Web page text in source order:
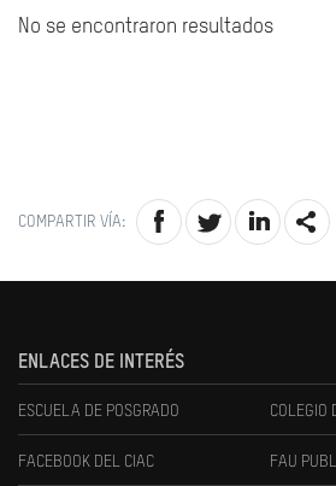
No se encontraron resultados
COMPARTIR VÍA:
ENLACES DE INTERÉS
ESCUELA DE POSGRADO COLEGIO
FACEBOOK DEL CIAC FAU